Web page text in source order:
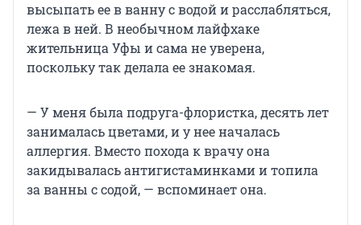
высыпать ее в ванну с водой и расслабляться,
лежа в ней. В необычном лайфхаке
жительница Уфы и сама не уверена,
поскольку так делала ее знакомая.
— У меня была подруга-флористка, десять лет
занималась цветами, и у нее началась
аллергия. Вместо похода к врачу она
закидывалась антигистаминками и топила
за ванны с содой, — вспоминает она.